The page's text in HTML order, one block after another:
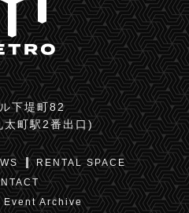
下堤町82
太町駅2番出口)
RENTAL SPACE
Event Archive